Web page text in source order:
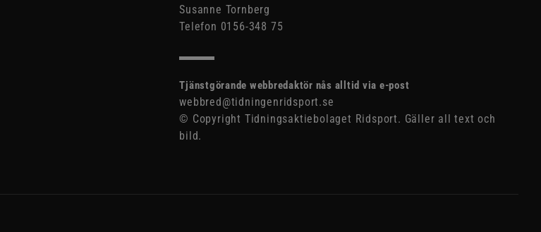
Susanne Tornberg
Telefon 0156-348 75
Tjänstgörande webbredaktör nås alltid via e-post
webbred@tidningenridsport.se
© Copyright Tidningsaktiebolaget Ridsport. Gäller all text och
bild.